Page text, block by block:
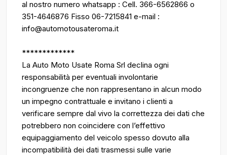
al nostro numero whatsapp : Cell. 366-6562866 o
351-4646876 Fisso 06-7215841 e-mail :
info@automotousateroma.it
*************
La Auto Moto Usate Roma Srl declina ogni
responsabilità per eventuali involontarie
incongruenze che non rappresentano in alcun modo
un impegno contrattuale e invitano i clienti a
verificare sempre dal vivo la correttezza dei dati che
potrebbero non coincidere con l’effettivo
equipaggiamento del veicolo spesso dovuto alla
incompatibilità dei dati trasmessi sulle varie